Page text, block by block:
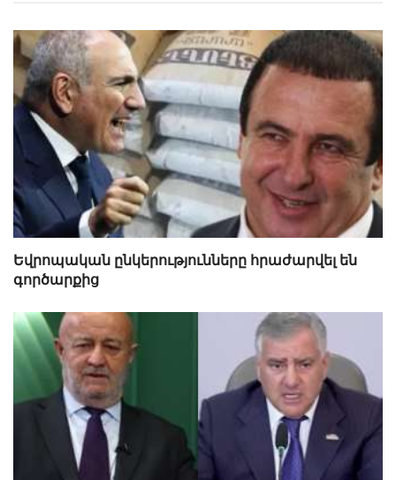
Եվրոպական ընկերությունները հրաժարվել են
գործարքից